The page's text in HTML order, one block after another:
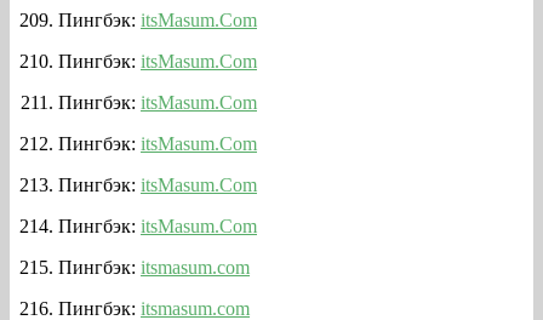
Пингбэк: itsMasum.Com
Пингбэк: itsMasum.Com
Пингбэк: itsMasum.Com
Пингбэк: itsMasum.Com
Пингбэк: itsMasum.Com
Пингбэк: itsMasum.Com
Пингбэк: itsmasum.com
Пингбэк: itsmasum.com